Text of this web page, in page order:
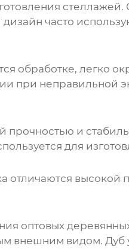
дизайн часто
обработке, легко
неправильной
и
для
отличаются
оптовых
внешним видом. Дуб